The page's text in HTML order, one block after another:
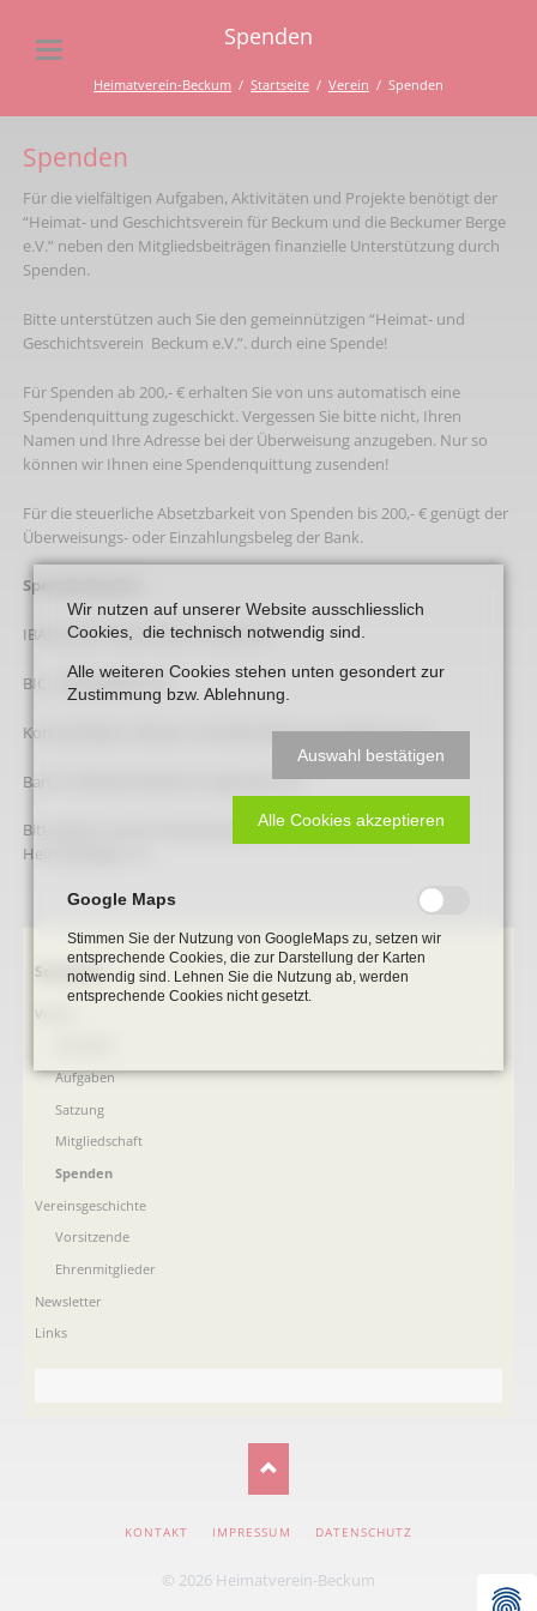
Spenden
Heimatverein-Beckum Startseite Verein Spenden
Spenden
Für die vielfältigen Aufgaben, Aktivitäten und Projekte benötigt der
“Heimat- und Geschichtsverein für Beckum und die Beckumer Berge
e.V.” neben den Mitgliedsbeiträgen finanzielle Unterstützung durch
Spenden.
Bitte unterstützen auch Sie den gemeinnützigen “Heimat- und
Geschichtsverein Beckum e.V.”. durch eine Spende!
Für Spenden ab 200,- € erhalten Sie von uns automatisch eine
Spendenquittung zugeschickt. Vergessen Sie bitte nicht, Ihren
Namen und Ihre Adresse bei der Überweisung anzugeben. Nur so
können wir Ihnen eine Spendenquittung zusenden!
Für die steuerliche Absetzbarkeit von Spenden bis 200,- € genügt der
Überweisungs- oder Einzahlungsbeleg der Bank.
Spendenkonto:
IBAN: DE31 4166 0124 0110 2826 00
BIC: GENODEM1LPS
Kontoinhaber: Heimat- und Geschichtsverein Beckum e.V.
Bank: Volksbank Beckum-Lippstadt e.G.
Bitte geben Sie als Verwendungszweck „Spende für die
Heimatpflege“ an.
Navigation
überspringen
Startseite
Verein
Aufgaben
Satzung
Mitgliedschaft
Spenden
Vereinsgeschichte
Vorsitzende
Ehrenmitglieder
Newsletter
Links
KONTAKT IMPRESSUM DATENSCHUTZ
© 2026 Heimatverein-Beckum
Wir nutzen auf unserer Website ausschliesslich
Cookies, die technisch notwendig sind.
Alle weiteren Cookies stehen unten gesondert zur
Zustimmung bzw. Ablehnung.
Auswahl bestätigen
Alle Cookies akzeptieren
Google Maps
Stimmen Sie der Nutzung von GoogleMaps zu, setzen wir
entsprechende Cookies, die zur Darstellung der Karten
notwendig sind. Lehnen Sie die Nutzung ab, werden
entsprechende Cookies nicht gesetzt.